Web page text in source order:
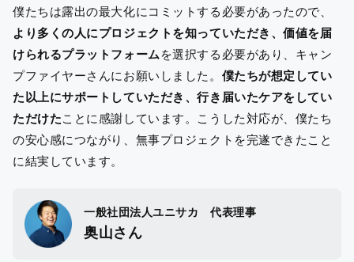
僕たちは露出の最大化にコミットする必要があったので、
より多くの人にプロジェクトを知っていただき、価値を届
けられるプラットフォーム を選択する必要があり、キャン
プファイヤーさんにお願いしました。 僕たちが想定してい
た以上にサポートしていただき、行き届いたケアをしてい
ただけたことに感謝しています。こうした対応が、僕たち
の安心感につながり、無事プロジェクトを完遂できたこと
に結実しています。
一般社団法人ユニサカ 代表理事
奥山さん